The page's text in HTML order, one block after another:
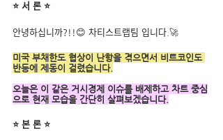
⭐ 서 론 ⭐
안녕하십니까?!!😊 차티스트랩팀 입니다.🚀
미국 부채한도 협상이 난항을 겪으면서 비트코인도
반등에 제동이 걸렸습니다.
오늘은 이 같은 거시경제 이슈를 배제하고 차트 중심
으로 현재 모습을 간단히 살펴보겠습니다.
⭐ 본 론 ⭐